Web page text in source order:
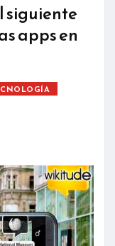
siguiente
apps en